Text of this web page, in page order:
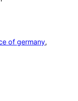
of germany